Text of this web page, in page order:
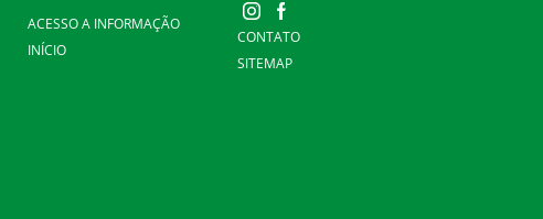
ACESSO A INFORMAÇÃO
INÍCIO
CONTATO
SITEMAP